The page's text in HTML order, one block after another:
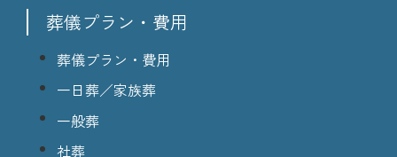
葬儀プラン・費用
葬儀プラン・費用
一日葬／家族葬
一般葬
社葬